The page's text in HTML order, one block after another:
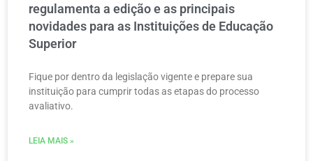
regulamenta a edição e as principais
novidades para as Instituições de Educação
Superior
Fique por dentro da legislação vigente e prepare sua
instituição para cumprir todas as etapas do processo
avaliativo.
LEIA MAIS »